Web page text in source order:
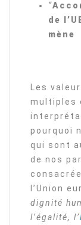
“
de
mène
Les
multiples
pourquoi
qui sont
de nos
l’Union
dignité
l’égalité, l’